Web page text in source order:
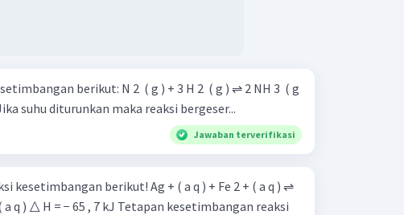
N 2 ​ ( g ) + 3 H 2 ​ ( g ) ⇌ 2 NH 3 ​ ( g
H = − 92 kJ Jika suhu diturunkan maka reaksi bergeser...
Jawaban terverifikasi
berikut! Ag + ( a q ) + Fe 2 + ( a q ) ⇌
, 7 kJ Tetapan kesetimbangan reaksi